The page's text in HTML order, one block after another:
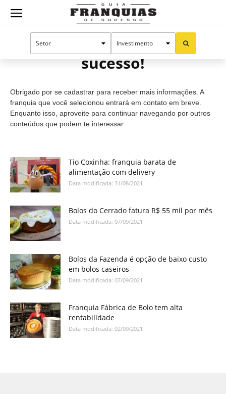
Guia
Cadastro efetuado com
sucesso!
Obrigado por se cadastrar para receber mais informações. A
franquia que você selecionou entrará em contato em breve.
Enquanto isso, aproveite para continuar navegando por outros
conteúdos que podem te interessar:
Tio Coxinha: franquia barata de
alimentação com delivery
Data modificada: 31/08/2021
Bolos do Cerrado fatura R$ 55 mil por mês
Data modificada: 07/09/2021
Bolos da Fazenda é opção de baixo custo
em bolos caseiros
Data modificada: 07/09/2021
Franquia Fábrica de Bolo tem alta
rentabilidade
Data modificada: 02/09/2021